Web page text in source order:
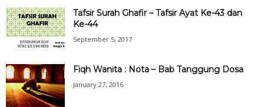
Tafsir Surah Ghafir – Tafsir Ayat Ke-43 dan
Ke-44
September 5, 2017
Fiqh Wanita : Nota – Bab Tanggung Dosa
January 27, 2016